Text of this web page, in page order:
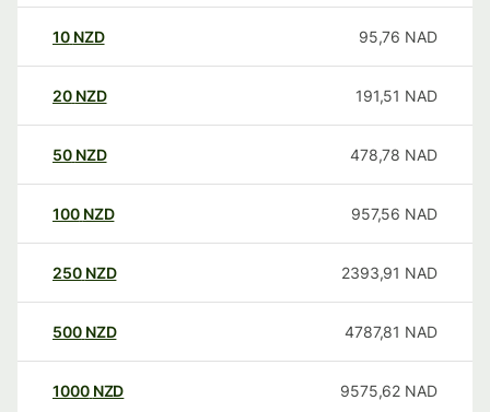
10 NZD 95,76 NAD
20 NZD 191,51 NAD
50 NZD 478,78 NAD
100 NZD 957,56 NAD
250 NZD 2393,91 NAD
500 NZD 4787,81 NAD
1000 NZD 9575,62 NAD